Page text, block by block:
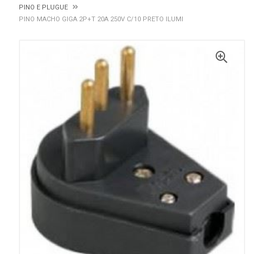
PINO E PLUGUE
PINO MACHO GIGA 2P+T 20A 250V C/10 PRETO ILUMI